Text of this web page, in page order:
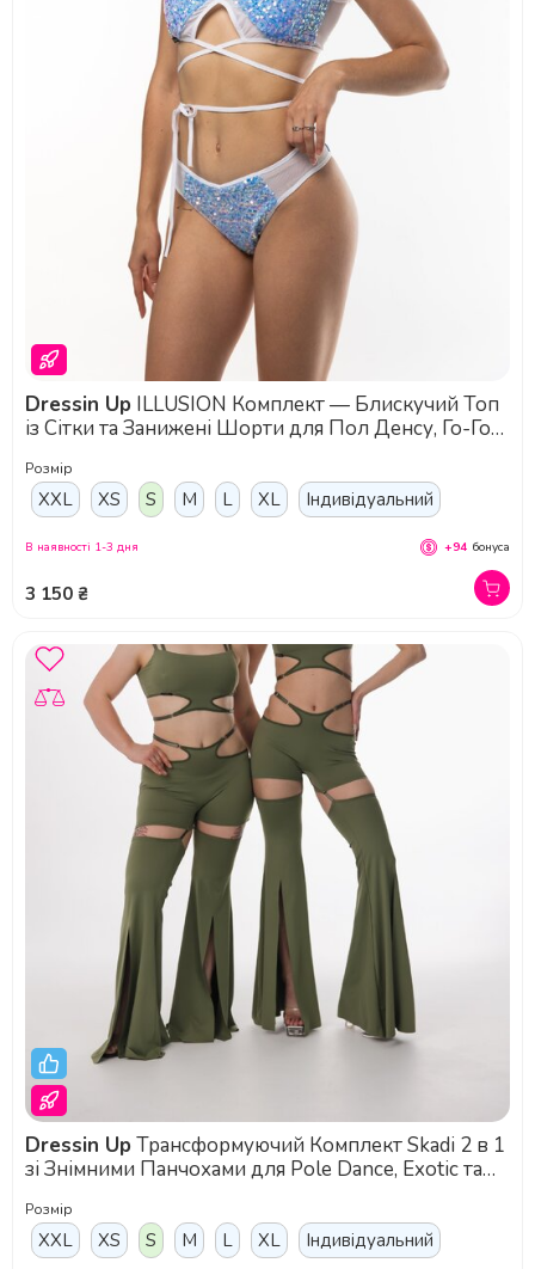
Dressin Up
із Сітки та Занижені Шорти для Пол Денсу, Го-Го
Розмір
XXL XS S M L XL Індивідуальний
3 150 ₴
В наявності 1-3 дня +94 бонуса
Dressin Up
зі Знімними Панчохами для Pole Dance, Exotic та
Розмір
XXL XS S M L XL Індивідуальний